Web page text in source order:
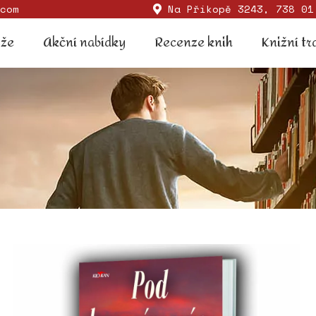
Na Příkopě 3243, 738
Akční nabídky Recenze knih Knižní
Akční nabídky Recenze knih